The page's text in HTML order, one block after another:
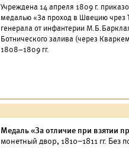
Учреждена 14 апреля 1809 г.
медалью «За проход в Швецию чрез
генерала от инфантерии
Ботнического залива (через
1808–1809 гг.
Медаль «За отличие при взятии
монетный двор, 1810–1811 гг. Без